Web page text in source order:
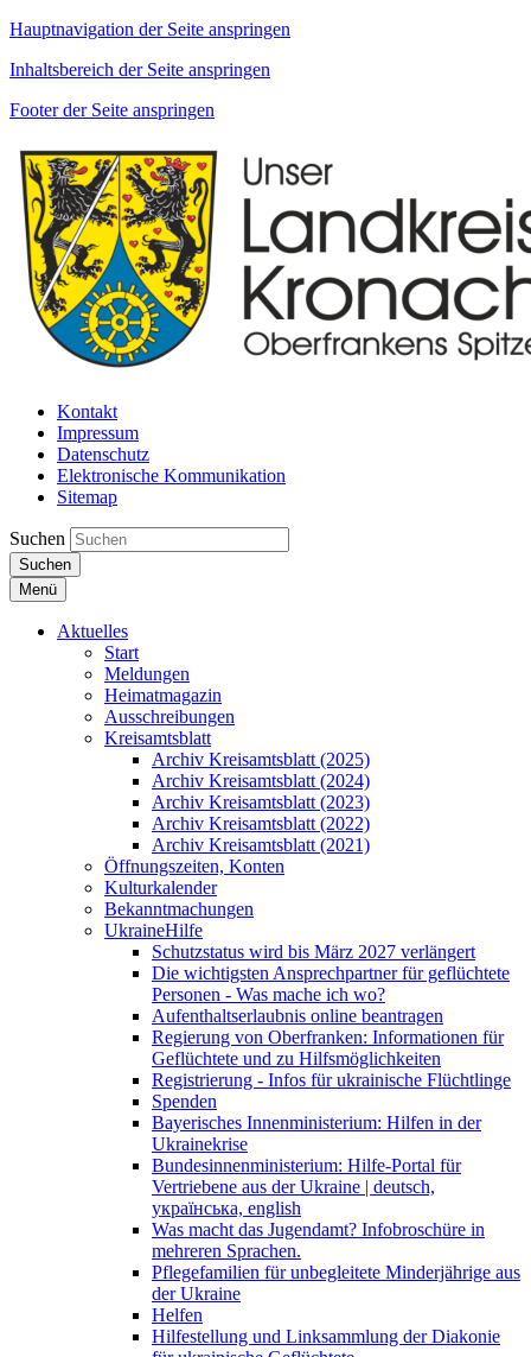
Hauptnavigation der Seite anspringen
Inhaltsbereich der Seite anspringen
Footer der Seite anspringen
Kontakt
Impressum
Datenschutz
Elektronische Kommunikation
Sitemap
Suchen
Suchen
Menü
Aktuelles
Start
Meldungen
Heimatmagazin
Ausschreibungen
Kreisamtsblatt
Archiv Kreisamtsblatt (2025)
Archiv Kreisamtsblatt (2024)
Archiv Kreisamtsblatt (2023)
Archiv Kreisamtsblatt (2022)
Archiv Kreisamtsblatt (2021)
Öffnungszeiten, Konten
Kulturkalender
Bekanntmachungen
UkraineHilfe
Schutzstatus wird bis März 2027 verlängert
Die wichtigsten Ansprechpartner für geflüchtete
Personen - Was mache ich wo?
Aufenthaltserlaubnis online beantragen
Regierung von Oberfranken: Informationen für
Geflüchtete und zu Hilfsmöglichkeiten
Registrierung - Infos für ukrainische Flüchtlinge
Spenden
Bayerisches Innenministerium: Hilfen in der
Ukrainekrise
Bundesinnenministerium: Hilfe-Portal für
Vertriebene aus der Ukraine | deutsch,
українська, english
Was macht das Jugendamt? Infobroschüre in
mehreren Sprachen.
Pflegefamilien für unbegleitete Minderjährige aus
der Ukraine
Helfen
Hilfestellung und Linksammlung der Diakonie